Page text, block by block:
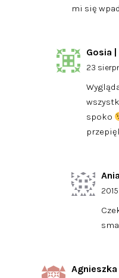
mi się
Gosia
23
spoko
Agnieszka